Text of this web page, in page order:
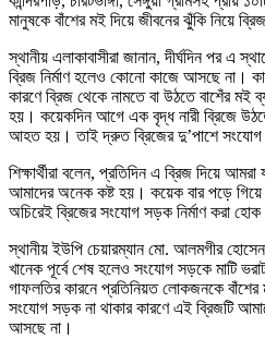
মানুষকে বাঁশের মই দিয়ে জীবনের ঝুঁকি নিয়ে
স্থানীয় এলাকাবাসীরা জানান, দীর্ঘদিন পর এ
ব্রিজ নির্মাণ হলেও কোনো কাজে আসছে না।
কারণে ব্রিজ থেকে নামতে বা উঠতে বাশেঁর মই
হয়। কয়েকদিন আগে এক বৃদ্ধ নারী ব্রিজে
আহত হয়। তাই দ্রুত ব্রিজের দু’পাশে সংযোগ
শিক্ষার্থীরা বলেন, প্রতিদিন এ ব্রিজ দিয়ে
আমাদের অনেক কষ্ট হয়। কয়েক বার পড়ে গিয়ে
অচিরেই ব্রিজের সংযোগ সড়ক নির্মাণ করা
স্থানীয় ইউপি চেয়ারম্যান মো. আলমগীর হোসেন
খানেক পূর্বে শেষ হলেও সংযোগ সড়কে মাটি ভরাট
গাফলতির কারনে প্রতিনিয়ত লোকজনকে বাঁশের
সংযোগ সড়ক না থাকার কারণে এই ব্রিজটি
আসছে না।